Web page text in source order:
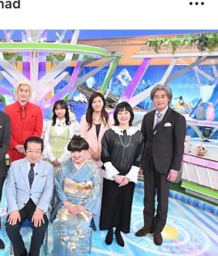
）の公式インスタグ